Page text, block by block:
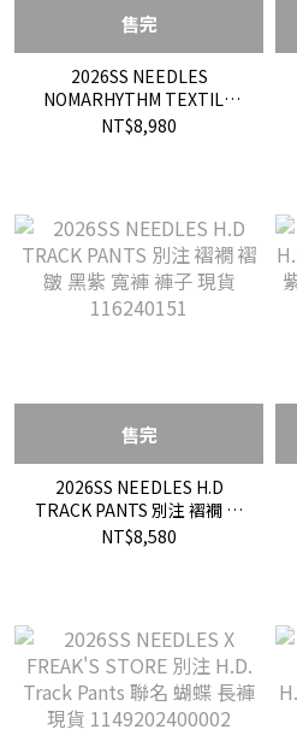
售完
2026SS NEEDLES
NOMARHYTHM TEXTILE
Hand Dye Cabana Shirt 聯
NT$8,980
售完
2026SS NEEDLES H.D
TRACK PANTS 別注 褶襉 褶
皺 黑紫 寬褲 褲子 現貨
NT$8,580